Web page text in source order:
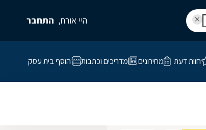
היי אורח, התחבר
חוות דעת מחירונים מדריכים וכתבות הוסף בית עסק